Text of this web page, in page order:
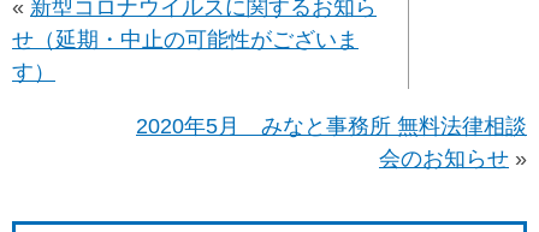
« 新型コロナウイルスに関するお知ら
せ（延期・中止の可能性がございま
す）
2020年5月 みなと事務所 無料法律相談
会のお知らせ »